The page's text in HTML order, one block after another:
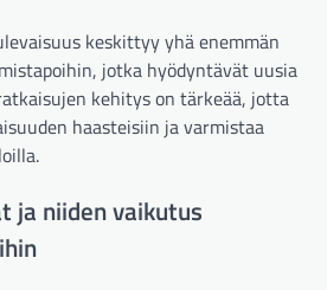
keskittyy yhä enemmän
jotka hyödyntävät uusia
kehitys on tärkeää, jotta
haasteisiin ja varmistaa
ja niiden vaikutus